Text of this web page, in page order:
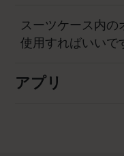
スーツケース内
使用すればいいで
アプリ